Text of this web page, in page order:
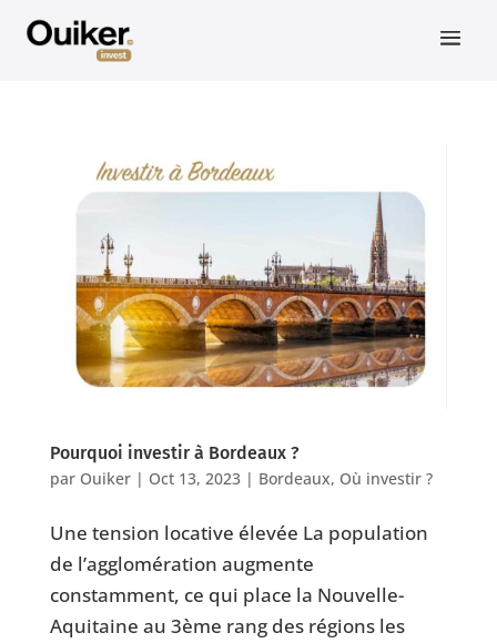
Pourquoi investir à Bordeaux ?
par Ouiker| Oct 13, 2023| Bordeaux, Où investir ?
Une tension locative élevée La population
de l’agglomération augmente
constamment, ce qui place la Nouvelle-
Aquitaine au 3ème rang des régions les